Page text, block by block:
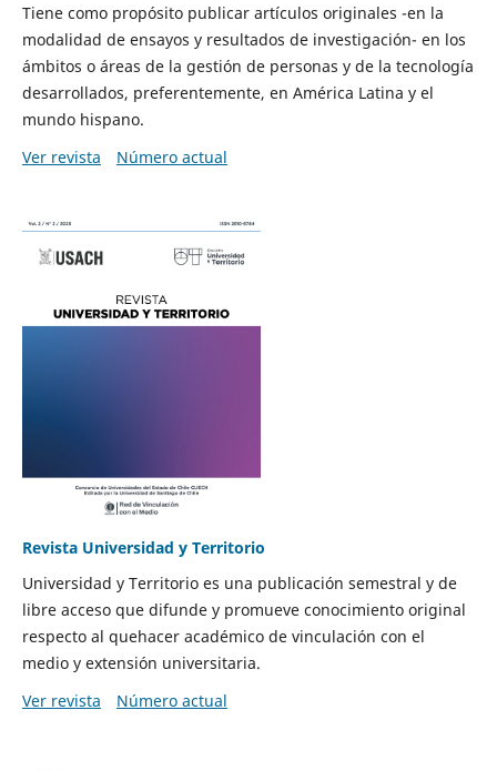
Tiene como propósito publicar artículos originales -en la
modalidad de ensayos y resultados de investigación- en los
ámbitos o áreas de la gestión de personas y de la tecnología
desarrollados, preferentemente, en América Latina y el
mundo hispano.
Ver revista
Número actual
Revista Universidad y Territorio
Universidad y Territorio es una publicación semestral y de
libre acceso que difunde y promueve conocimiento original
respecto al quehacer académico de vinculación con el
medio y extensión universitaria.
Ver revista
Número actual